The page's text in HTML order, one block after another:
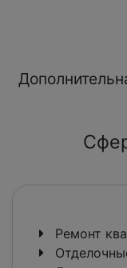
Ремонт